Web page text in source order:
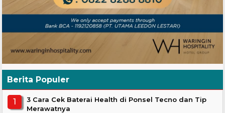
Berita Populer
3 Cara Cek Baterai Health di Ponsel Tecno dan Tip
Merawatnya